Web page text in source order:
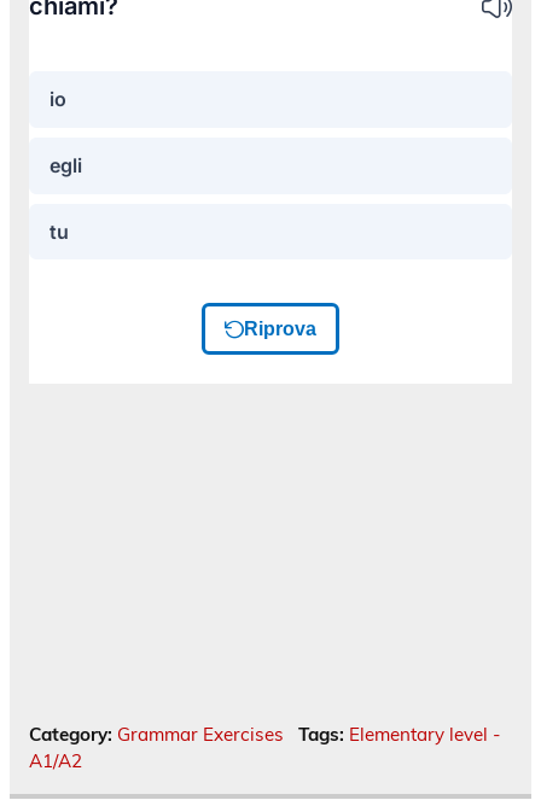
Category: Grammar Exercises Tags: Elementary level -
A1/A2